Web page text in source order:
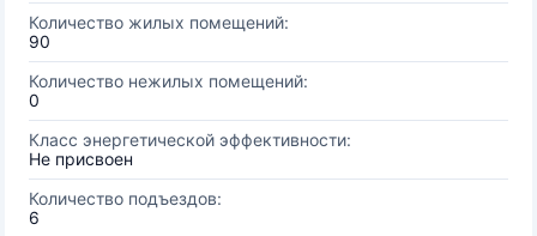
Количество жилых помещений:
90
Количество нежилых помещений:
0
Класс энергетической эффективности:
Не присвоен
Количество подъездов:
6